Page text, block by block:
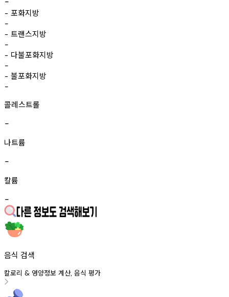
- 포화지방
-
- 트랜스지방
-
- 다불포화지방
-
- 불포화지방
-
콜레스트롤
-
나트륨
-
칼륨
-
음식 검색
칼로리 & 영양정보 계산, 음식 평가